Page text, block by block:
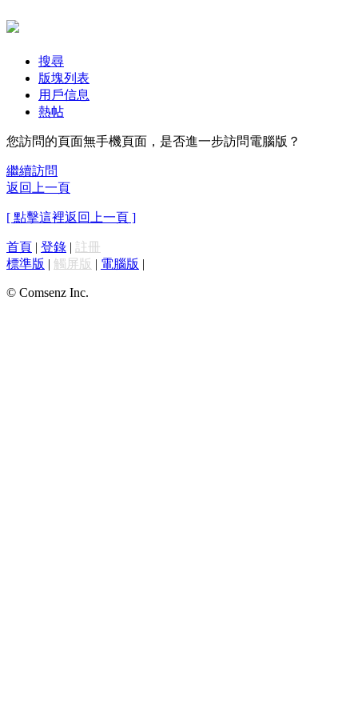
搜尋
版塊列表
用戶信息
熱帖
您訪問的頁面無手機頁面，是否進一步訪問電腦版？
繼續訪問
返回上一頁
[ 點擊這裡返回上一頁 ]
首頁 | 登錄 | 註冊
標準版 | 觸屏版 | 電腦版 |
© Comsenz Inc.